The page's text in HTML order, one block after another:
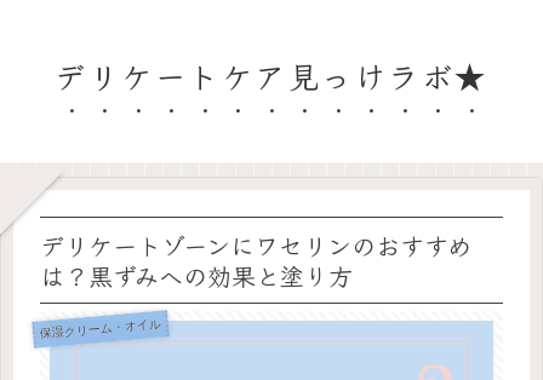
デリケートケア見っけラボ★
デリケートゾーンにワセリンのおすすめ
は？黒ずみへの効果と塗り方
保湿クリーム・オイル